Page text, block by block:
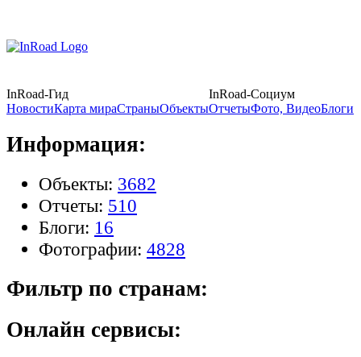
InRoad-Гид
InRoad-Социум
НовостиКарта мираСтраныОбъектыОтчетыФото, ВидеоБлоги
Информация:
Объекты: 3682
Отчеты: 510
Блоги: 16
Фотографии: 4828
Фильтр по странам:
Онлайн сервисы: